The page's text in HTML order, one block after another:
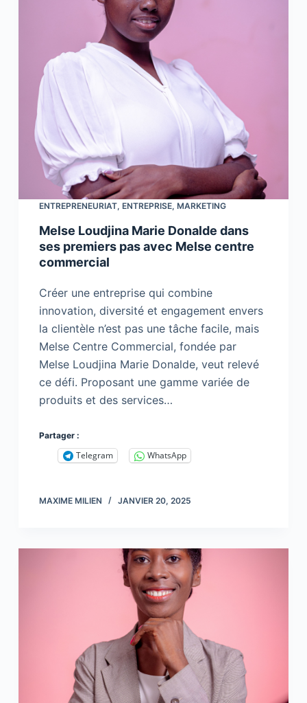
ENTREPRENEURIAT, ENTREPRISE, MARKETING
Melse Loudjina Marie Donalde dans
ses premiers pas avec Melse centre
commercial
Créer une entreprise qui combine
innovation, diversité et engagement envers
la clientèle n’est pas une tâche facile, mais
Melse Centre Commercial, fondée par
Melse Loudjina Marie Donalde, veut relevé
ce défi. Proposant une gamme variée de
produits et des services…
Partager :
Telegram WhatsApp
MAXIME MILIEN JANVIER 20, 2025